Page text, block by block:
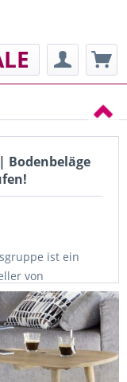
Bodenbeläge
ist ein
von
Beläge, Holz-
sowie
sie weltweit.